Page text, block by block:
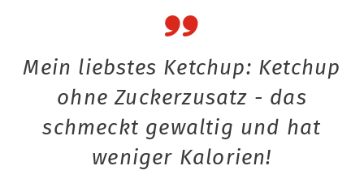
Mein liebstes Ketchup: Ketchup
ohne Zuckerzusatz - das
schmeckt gewaltig und hat
weniger Kalorien!